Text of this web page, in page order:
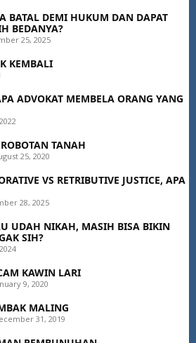
BATAL DEMI HUKUM DAN DAPAT
BEDANYA?
25, 2025
KEMBALI
ADVOKAT MEMBELA ORANG YANG
TANAH
25, 2020
VS RETRIBUTIVE JUSTICE, APA
28, 2025
UDAH NIKAH, MASIH BISA BIKIN
SIH?
KAWIN LARI
9, 2020
MALING
31, 2019